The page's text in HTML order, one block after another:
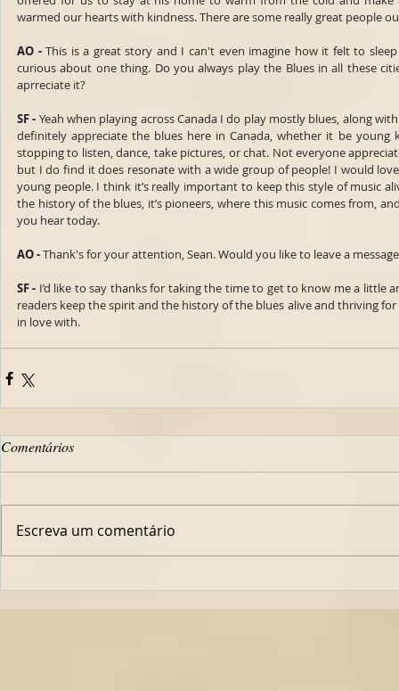
warmed our hearts with kindness. There are some really great people
AO - This is a great story and I can't even imagine how it felt to
curious about one thing. Do you always play the Blues in all these
aprreciate it?
SF - Yeah when playing across Canada I do play mostly blues, along
definitely appreciate the blues here in Canada, whether it be young
stopping to listen, dance, take pictures, or chat. Not everyone
but I do find it does resonate with a wide group of people! I would
young people. I think it’s really important to keep this style of music
the history of the blues, it’s pioneers, where this music comes from,
you hear today.
AO - Thank's for your attention, Sean. Would you like to leave a
SF - I’d like to say thanks for taking the time to get to know me a little
readers keep the spirit and the history of the blues alive and thriving
in love with.
Comentários
Escreva um comentário